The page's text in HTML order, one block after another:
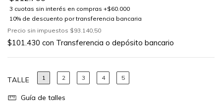
Precio sin impuestos $93.140,50
$101.430 con Transferencia o depósito bancario
TALLE 1 2 3 4 5
Guía de talles